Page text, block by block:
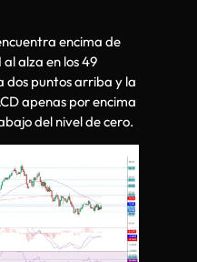
encima de
al alza en los 49
dos puntos arriba y la
apenas por encima
del nivel de cero.